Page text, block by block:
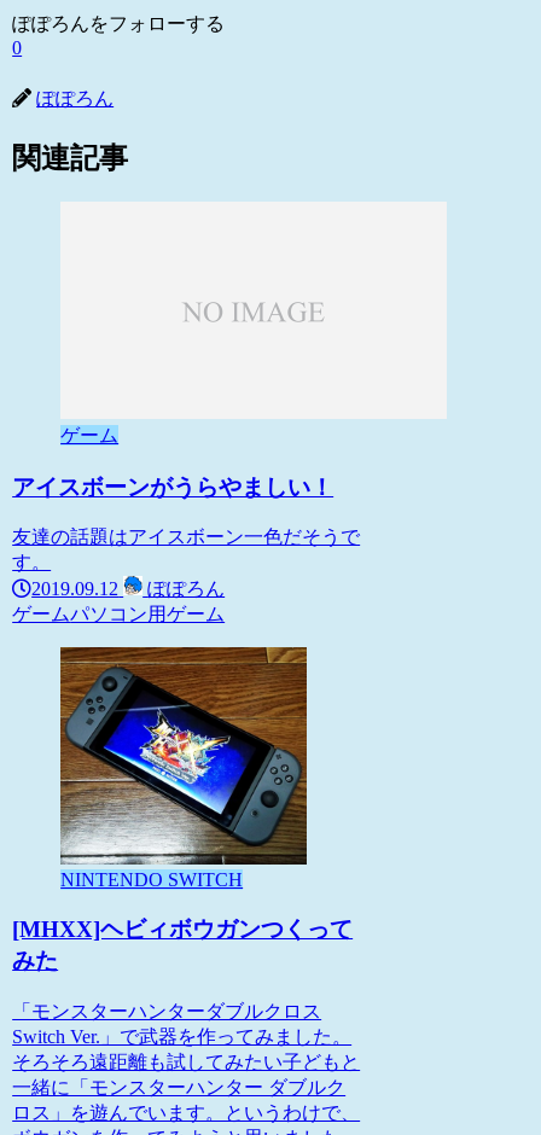
ぽぽろんをフォローする
0
ぽぽろん
関連記事
ゲーム
アイスボーンがうらやましい！
友達の話題はアイスボーン一色だそうで
す。
2019.09.12
ぽぽろん
ゲームパソコン用ゲーム
NINTENDO SWITCH
[MHXX]ヘビィボウガンつくって
みた
「モンスターハンターダブルクロス
Switch Ver.」で武器を作ってみました。
そろそろ遠距離も試してみたい子どもと
一緒に「モンスターハンター ダブルク
ロス」を遊んでいます。というわけで、